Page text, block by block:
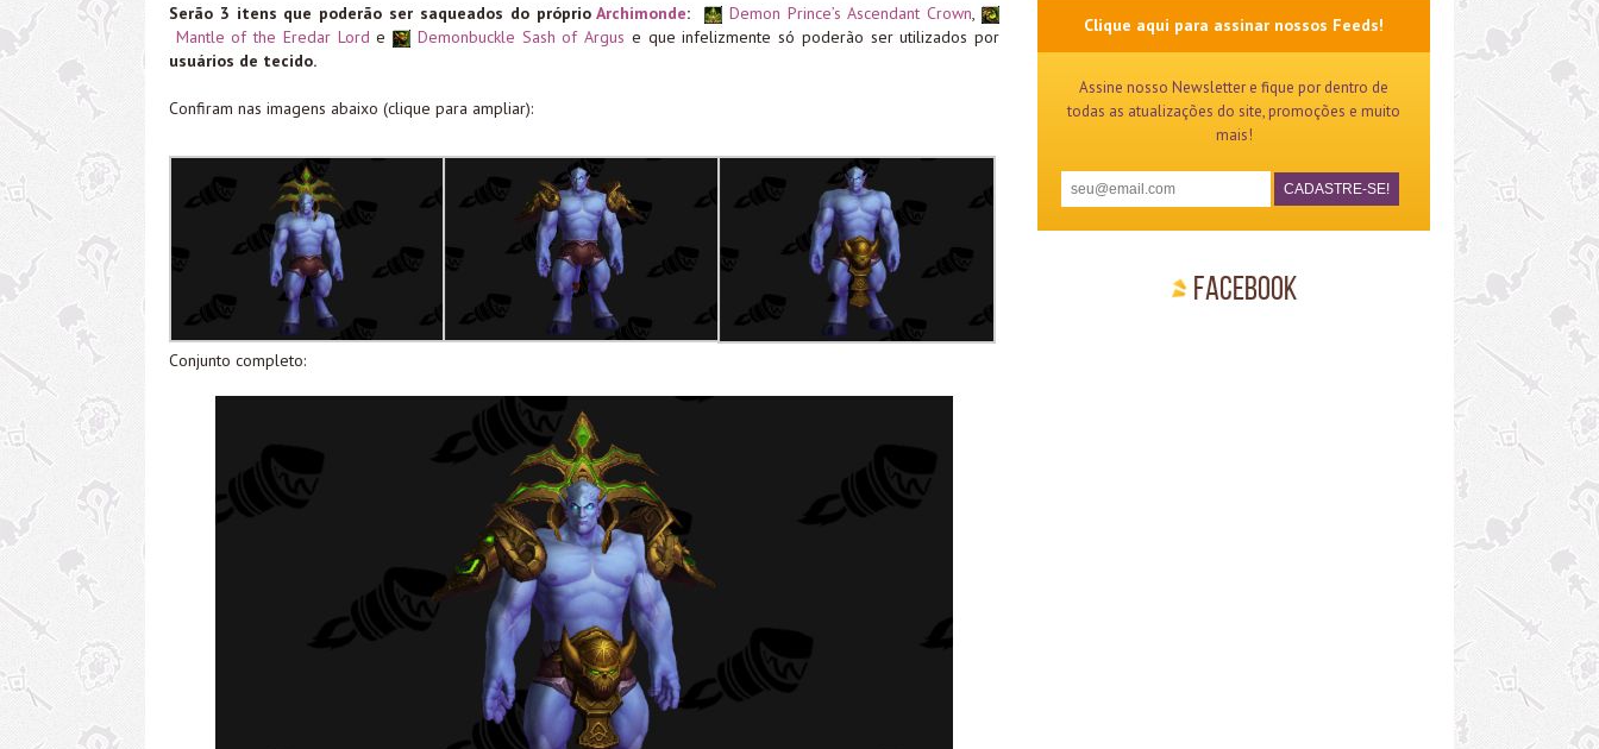
Serão 3 itens que poderão ser saqueados do próprioArchimonde: Demon Prince’s Ascendant Crown,
Mantle of the Eredar Lord e Demonbuckle Sash of Argus e que infelizmente só poderão ser utilizados por
usuários de tecido.
Confiram nas imagens abaixo (clique para ampliar):
Conjunto completo:
Clique aqui para assinar nossos Feeds!
Assine nosso Newsletter e fique por dentro de
todas as atualizações do site, promoções e muito
mais!
Facebook